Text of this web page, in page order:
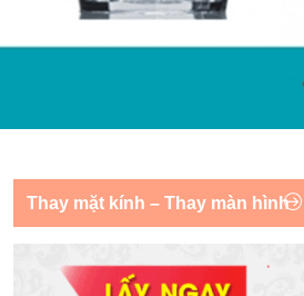
Thay mặt kính – Thay màn hình